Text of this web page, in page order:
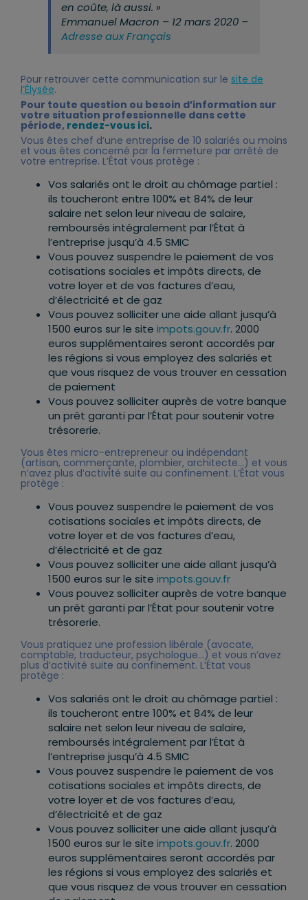
en coûte, là aussi. »
Emmanuel Macron – 12 mars 2020 –
Adresse aux Français
Pour retrouver cette communication sur le site de
l’Élysée.
Pour toute question ou besoin d’information sur
votre situation professionnelle dans cette
période, rendez-vous ici.
Vous êtes chef d’une entreprise de 10 salariés ou moins
et vous êtes concerné par la fermeture par arrêté de
votre entreprise. L’État vous protège :
Vos salariés ont le droit au chômage partiel :
ils toucheront entre 100% et 84% de leur
salaire net selon leur niveau de salaire,
remboursés intégralement par l’État à
l’entreprise jusqu’à 4.5 SMIC
Vous pouvez suspendre le paiement de vos
cotisations sociales et impôts directs, de
votre loyer et de vos factures d’eau,
d’électricité et de gaz
Vous pouvez solliciter une aide allant jusqu’à
1500 euros sur le site impots.gouv.fr. 2000
euros supplémentaires seront accordés par
les régions si vous employez des salariés et
que vous risquez de vous trouver en cessation
de paiement
Vous pouvez solliciter auprès de votre banque
un prêt garanti par l’État pour soutenir votre
trésorerie.
Vous êtes micro-entrepreneur ou indépendant
(artisan, commerçante, plombier, architecte…) et vous
n’avez plus d’activité suite au confinement. L’État vous
protège :
Vous pouvez suspendre le paiement de vos
cotisations sociales et impôts directs, de
votre loyer et de vos factures d’eau,
d’électricité et de gaz
Vous pouvez solliciter une aide allant jusqu’à
1500 euros sur le site impots.gouv.fr
Vous pouvez solliciter auprès de votre banque
un prêt garanti par l’État pour soutenir votre
trésorerie.
Vous pratiquez une profession libérale (avocate,
comptable, traducteur, psychologue…) et vous n’avez
plus d’activité suite au confinement. L’État vous
protège :
Vos salariés ont le droit au chômage partiel :
ils toucheront entre 100% et 84% de leur
salaire net selon leur niveau de salaire,
remboursés intégralement par l’État à
l’entreprise jusqu’à 4.5 SMIC
Vous pouvez suspendre le paiement de vos
cotisations sociales et impôts directs, de
votre loyer et de vos factures d’eau,
d’électricité et de gaz
Vous pouvez solliciter une aide allant jusqu’à
1500 euros sur le site impots.gouv.fr. 2000
euros supplémentaires seront accordés par
les régions si vous employez des salariés et
que vous risquez de vous trouver en cessation